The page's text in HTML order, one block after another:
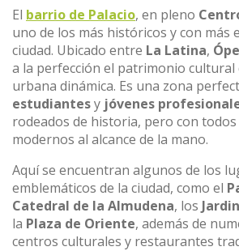
El barrio de Palacio, en pleno
uno de los más históricos y con más
ciudad. Ubicado entre La Latina,
a la perfección el patrimonio cultural
urbana dinámica. Es una zona
estudiantesy jóvenes
rodeados de historia, pero con
modernos al alcance de la mano.
Aquí se encuentran algunos de los
emblemáticos de la ciudad, como el
Catedral de la Almudena, los
la Plaza de Oriente, además de
centros culturales y restaurantes